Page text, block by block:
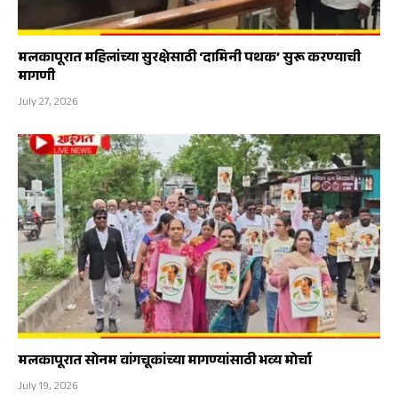
मलकापूरात महिलांच्या सुरक्षेसाठी ‘दामिनी पथक’ सुरू करण्याची
मागणी
July 27, 2026
मलकापूरात सोनम वांगचूकांच्या मागण्यांसाठी भव्य मोर्चा
July 19, 2026